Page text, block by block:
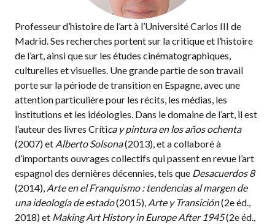
Professeur d’histoire de l’art à l’Université Carlos III de
Madrid. Ses recherches portent sur la critique et l’histoire
de l’art, ainsi que sur les études cinématographiques,
culturelles et visuelles. Une grande partie de son travail
porte sur la période de transition en Espagne, avec une
attention particulière pour les récits, les médias, les
institutions et les idéologies. Dans le domaine de l’art, il est
l’auteur des livres Crítica y pintura en los años ochenta
(2007) et Alberto Solsona(2013), et a collaboré à
d’importants ouvrages collectifs qui passent en revue l’art
espagnol des dernières décennies, tels que Desacuerdos 8
(2014), Arte en el Franquismo : tendencias al margen de
una ideología de estado(2015), Arte y Transición(2e éd.,
2018) et Making Art History in Europe After 1945(2e éd.,